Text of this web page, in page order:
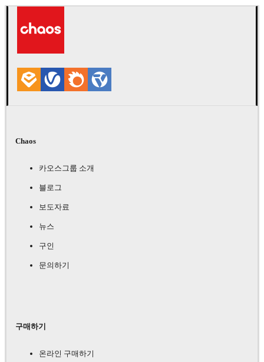
Chaos
카오스그룹 소개
블로그
보도자료
뉴스
구인
문의하기
구매하기
온라인 구매하기